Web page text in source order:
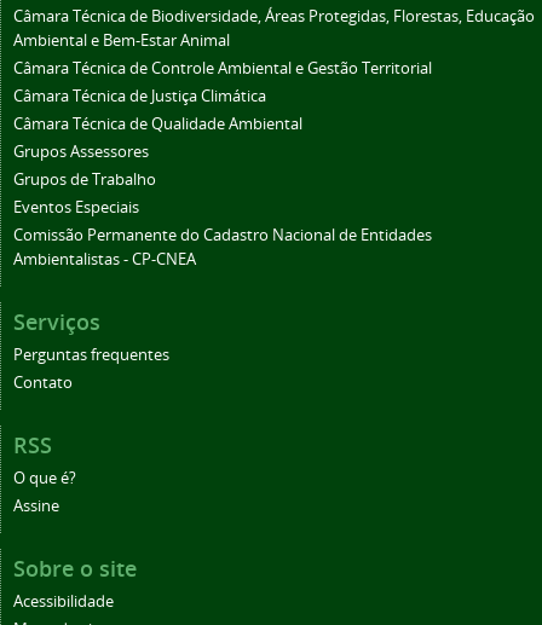
Câmara Técnica de Biodiversidade, Áreas Protegidas, Florestas, Educação
Ambiental e Bem-Estar Animal
Câmara Técnica de Controle Ambiental e Gestão Territorial
Câmara Técnica de Justiça Climática
Câmara Técnica de Qualidade Ambiental
Grupos Assessores
Grupos de Trabalho
Eventos Especiais
Comissão Permanente do Cadastro Nacional de Entidades
Ambientalistas - CP-CNEA
Serviços
Perguntas frequentes
Contato
RSS
O que é?
Assine
Sobre o site
Acessibilidade